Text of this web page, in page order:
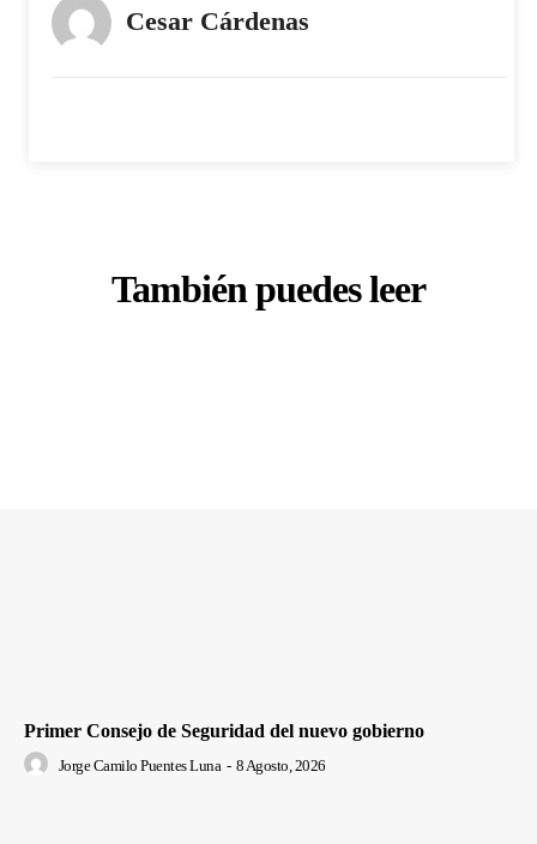
Cesar Cárdenas
También puedes leer
Primer Consejo de Seguridad del nuevo gobierno
Jorge Camilo Puentes Luna - 8 Agosto, 2026